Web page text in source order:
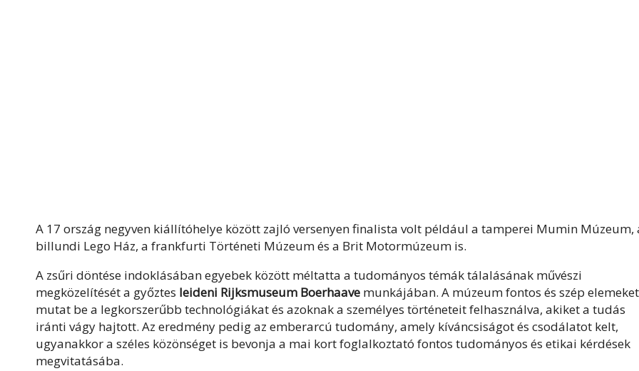
A 17 ország negyven kiállítóhelye között zajló versenyenfinalista volt például a tamperei Mumin Múzeum,
billundi Lego Ház, a frankfurti Történeti Múzeum és a Brit Motormúzeum is.
A zsűri döntése indoklásában egyebek között méltatta a tudományos témák tálalásának művészi
megközelítését a győztes leideni Rijksmuseum Boerhaave munkájában. A múzeum fontos és szép elemeket
mutat be a legkorszerűbb technológiákat és azoknak a személyes történeteit felhasználva, akiket a tudás
iránti vágy hajtott. Az eredmény pedig az emberarcú tudomány, amely kíváncsiságot és csodálatot kelt,
ugyanakkor a széles közönséget is bevonja a mai kort foglalkoztató fontos tudományos és etikai kérdések
megvitatásába.